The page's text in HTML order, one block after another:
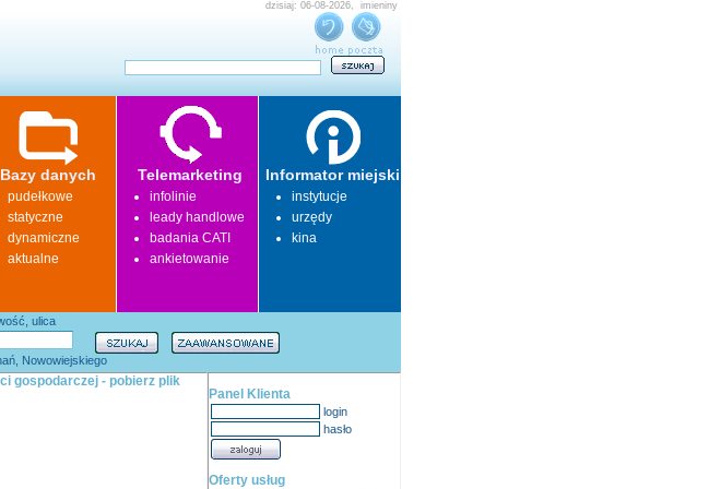
dzisiaj: 06-08-2026, imieniny
Bazy danych
pudełkowe
statyczne
dynamiczne
aktualne
Telemarketing
infolinie
leady handlowe
badania CATI
ankietowanie
Informator miejski
instytucje
urzędy
kina
ulica
Nowowiejskiego
gospodarczej - pobierz plik
Panel Klienta
login
hasło
Oferty usług